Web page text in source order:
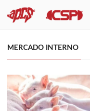
MERCADO INTERNO